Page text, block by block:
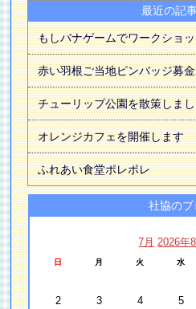
最近の記
もしバナゲームでワークショ
赤い羽根ご当地ピンバッジ募
チューリップ公園を散策しま
オレンジカフェを開催します
ふれあい食堂ポレポレ
社協のブ
7月 2026年
日 月 火 水
2
3 4 5